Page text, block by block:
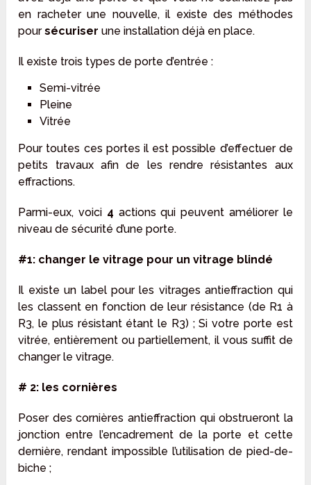
en racheter une nouvelle, il existe des méthodes
poursécuriser une installation déjà en place.
Il existe trois types de porte d’entrée :
Semi-vitrée
Pleine
Vitrée
Pour toutes ces portes il est possible d’effectuer de
petits travaux afin de les rendre résistantes aux
effractions.
Parmi-eux, voici 4 actions qui peuvent améliorer le
niveau de sécurité d’une porte.
#1: changer le vitrage pour un vitrage blindé
Il existe un label pour les vitrages antieffraction qui
les classent en fonction de leur résistance (de R1 à
R3, le plus résistant étant le R3) ; Si votre porte est
vitrée, entièrement ou partiellement, il vous suffit de
changer le vitrage.
# 2: les cornières
Poser des cornières antieffraction qui obstrueront la
jonction entre l’encadrement de la porte et cette
dernière, rendant impossible l’utilisation de pied-de-
biche ;